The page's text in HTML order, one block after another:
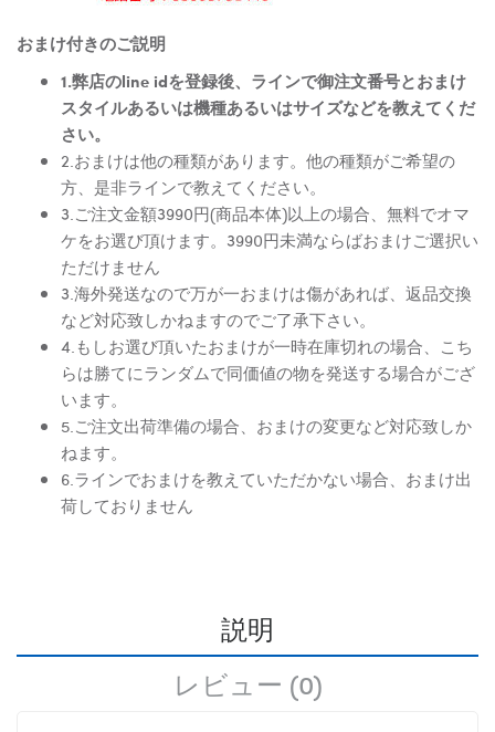
おまけ付きのご説明
1.弊店のline idを登録後、ラインで御注文番号とおまけ
スタイルあるいは機種あるいはサイズなどを教えてくだ
さい。
2.おまけは他の種類があります。他の種類がご希望の
方、是非ラインで教えてください。
3.ご注文金額3990円(商品本体)以上の場合、無料でオマ
ケをお選び頂けます。3990円未満ならばおまけご選択い
ただけません
3.海外発送なので万が一おまけは傷があれば、返品交換
など対応致しかねますのでご了承下さい。
4.もしお選び頂いたおまけが一時在庫切れの場合、こち
らは勝てにランダムで同価値の物を発送する場合がござ
います。
5.ご注文出荷準備の場合、おまけの変更など対応致しか
ねます。
6.ラインでおまけを教えていただかない場合、おまけ出
荷しておりません
説明
レビュー (0)